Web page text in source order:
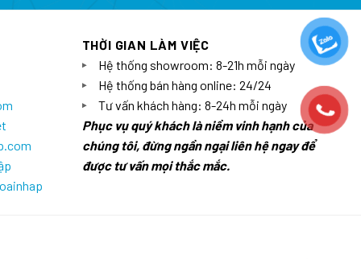
THỜI GIAN LÀM VIỆC
Hệ thống showroom: 8-21h mỗi ngày
Hệ thống bán hàng online: 24/24
Tư vấn khách hàng: 8-24h mỗi ngày
Phục vụ quý khách là niềm vinh hạnh của
chúng tôi, đừng ngần ngại liên hệ ngay để
được tư vấn mọi thắc mắc.